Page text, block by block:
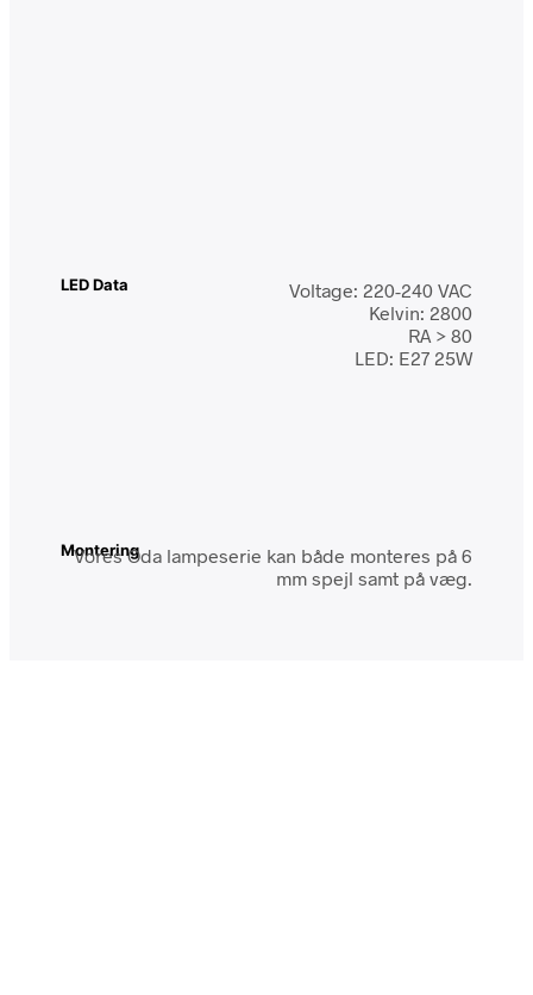
LED Data
Voltage: 220-240 VAC
Kelvin: 2800
RA > 80
LED: E27 25W
Montering
Vores Oda lampeserie kan både monteres på 6
mm spejl samt på væg.